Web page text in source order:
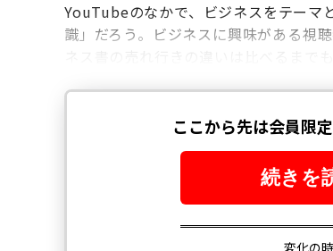
YouTubeのなかで、ビジネスをテーマ
識」だろう。ビジネスに興味がある視